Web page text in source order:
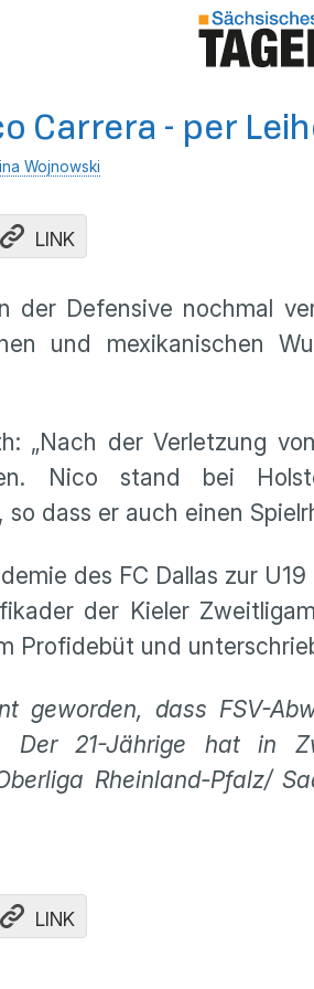
Carrera - per
Wojnowski
LINK
der Defensive nochmal
und mexikanischen
„Nach der Verletzung
Nico stand bei
dass er auch einen
des FC Dallas zur
der Kieler
Profidebüt und
geworden, dass FSV-
Der 21-Jährige hat in
Rheinland-Pfalz/
LINK